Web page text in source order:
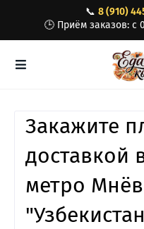
📞 8 (910)
🕒 Приём заказов: с
Закажите
доставкой
метро